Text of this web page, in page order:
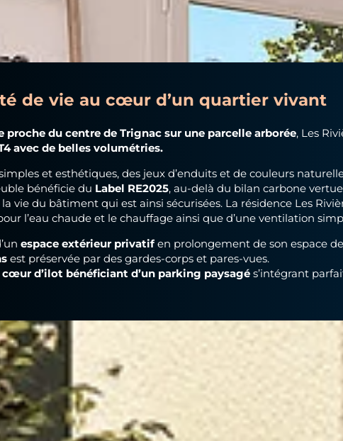
de vie au cœur d’un quartier vivant
proche du centre de Trignac sur une parcelle arborée, Les
avec de belles volumétries.
et esthétiques, des jeux d’enduits et de couleurs
bénéficie du Label RE2025, au-delà du bilan carbone
vie du bâtiment qui est ainsi sécurisées. La résidence Les
l’eau chaude et le chauffage ainsi que d’une ventilation
espace extérieur privatifen prolongement de son espace
est préservée par des gardes-corps et pares-vues.
cœur d’ilot bénéficiant d’un parking paysagé s’intégrant